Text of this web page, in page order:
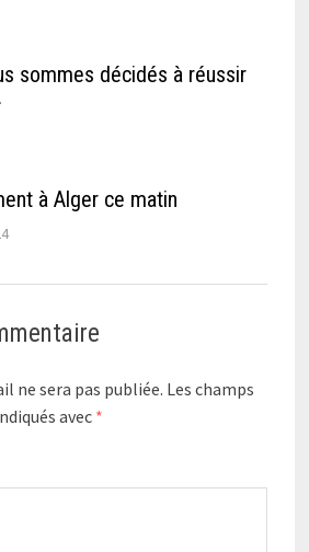
sommes décidés à réussir
à Alger ce matin
ne sera pas publiée. Les champs
avec *